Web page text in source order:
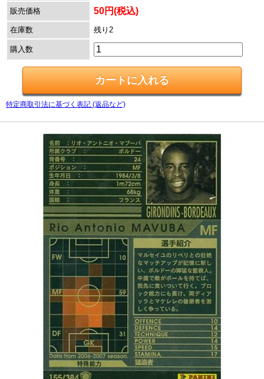
販売価格 50円(税込)
在庫数 残り2
購入数
特定商取引法に基づく表記 (返品など)